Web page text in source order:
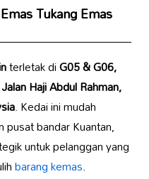
Tukang Emas
terletak diG05 & G06,
Haji Abdul Rahman,
. Kedai ini mudah
bandar Kuantan,
untuk pelanggan yang
barang kemas.